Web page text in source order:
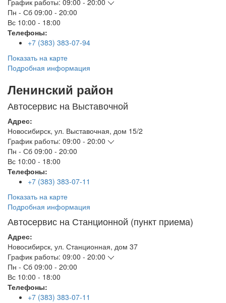
График работы: 09:00 - 20:00
Пн - Сб 09:00 - 20:00
Вс 10:00 - 18:00
Телефоны:
+7 (383) 383-07-94
Показать на карте
Подробная информация
Ленинский район
Автосервис на Выставочной
Адрес:
Новосибирск, ул. Выставочная, дом 15/2
График работы: 09:00 - 20:00
Пн - Сб 09:00 - 20:00
Вс 10:00 - 18:00
Телефоны:
+7 (383) 383-07-11
Показать на карте
Подробная информация
Автосервис на Станционной (пункт приема)
Адрес:
Новосибирск, ул. Станционная, дом 37
График работы: 09:00 - 20:00
Пн - Сб 09:00 - 20:00
Вс 10:00 - 18:00
Телефоны:
+7 (383) 383-07-11